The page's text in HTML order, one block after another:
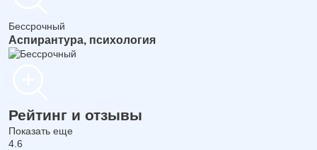
Бессрочный
Аспирантура, психология
Рейтинг и отзывы
Показать еще
4.6